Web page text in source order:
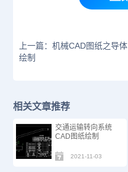
上一篇：机械CAD图纸之导体
绘制
相关文章推荐
交通运输转向系统
CAD图纸绘制
2021-11-03